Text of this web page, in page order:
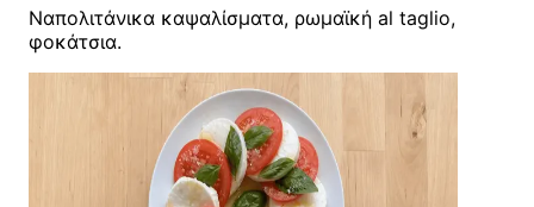
Ναπολιτάνικα καψαλίσματα, ρωμαϊκή al taglio,
φοκάτσια.